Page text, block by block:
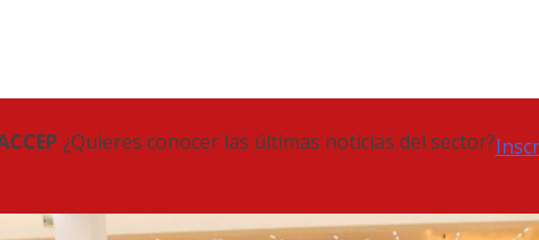
¿Quieres conocer las últimas noticias del sector?